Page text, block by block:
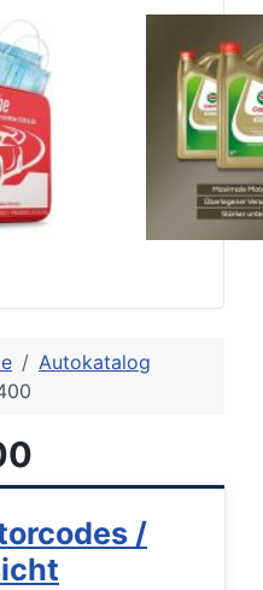
Autokatalog
/